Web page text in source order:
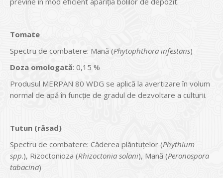
Tomate
Spectru de combatere: Mană (Phytophthora infestans)
Doza omologată: 0,15 %
Produsul MERPAN 80 WDG se aplică la avertizare în volum
normal de apă în funcţie de gradul de dezvoltare a culturii.
Tutun (răsad)
Spectru de combatere: Căderea plăntuţelor (Phythium
spp.), Rizoctonioza (Rhizoctonia solani), Mană (Peronospora
tabacina)